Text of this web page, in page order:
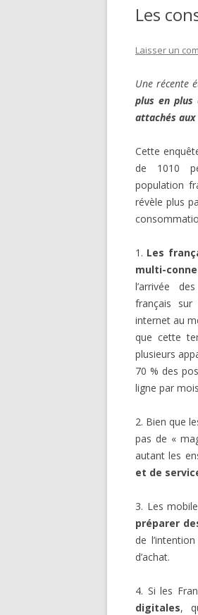
articles
Les
Laisser un
Une récente
plus en plus
attachés aux
Cette
de 1010
population
révèle plus
1. Les
multi-
l’arrivée
français
internet au
que cette
plusieurs
70 % des
ligne par
2. Bien que
pas de «
autant les
et de
3. Les
préparer
de
d’achat.
4. Si les
digitales,